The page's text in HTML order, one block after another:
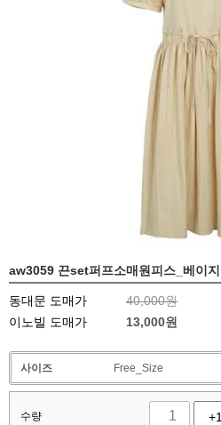
aw3059 끈set퍼프소매원피스_베이지
동대문 도매가
40,000원
이노빌 도매가
13,000원
사이즈 Free_Size
수량 +1